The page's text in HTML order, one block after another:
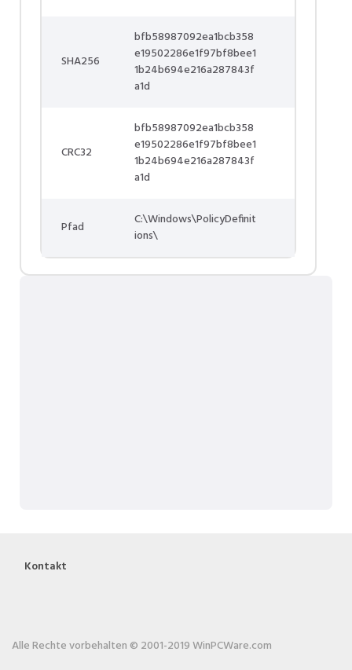
SHA256
bfb58987092ea1bcb358
e19502286e1f97bf8bee1
1b24b694e216a287843f
a1d
CRC32
bfb58987092ea1bcb358
e19502286e1f97bf8bee1
1b24b694e216a287843f
a1d
Pfad
C:\Windows\PolicyDefinit
ions\
Kontakt
Alle Rechte vorbehalten © 2001-2019 WinPCWare.com